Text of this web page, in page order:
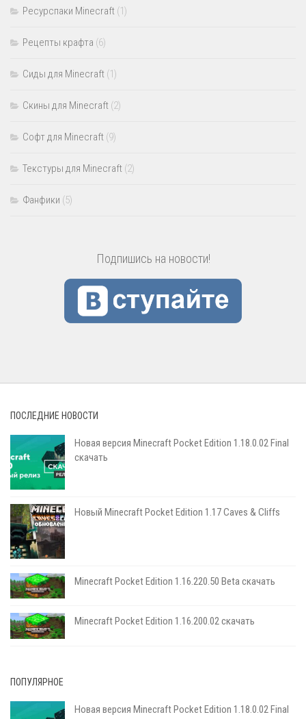
Ресурспаки Minecraft (1)
Рецепты крафта (6)
Сиды для Minecraft (1)
Скины для Minecraft (2)
Софт для Minecraft (9)
Текстуры для Minecraft (2)
Фанфики (5)
Подпишись на новости!
ПОСЛЕДНИЕ НОВОСТИ
Новая версия Minecraft Pocket Edition 1.18.0.02 Final
скачать
Новый Minecraft Pocket Edition 1.17 Сaves & Cliffs
Minecraft Pocket Edition 1.16.220.50 Beta скачать
Minecraft Pocket Edition 1.16.200.02 скачать
ПОПУЛЯРНОЕ
Новая версия Minecraft Pocket Edition 1.18.0.02 Final